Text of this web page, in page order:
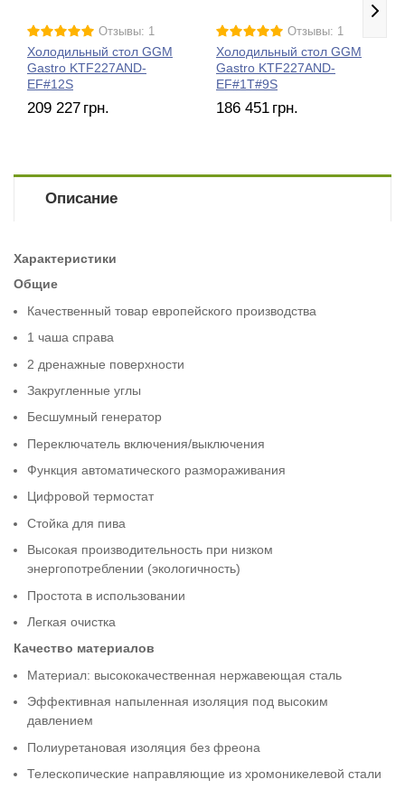
Отзывы: 1
Холодильный стол GGM
Gastro KTF227AND-
EF#12S
209 227 грн.
Отзывы: 1
Холодильный стол GGM
Gastro KTF227AND-
EF#1T#9S
186 451 грн.
Описание
Характеристики
Общие
Качественный товар европейского производства
1 чаша справа
2 дренажные поверхности
Закругленные углы
Бесшумный генератор
Переключатель включения/выключения
Функция автоматического размораживания
Цифровой термостат
Стойка для пива
Высокая производительность при низком
энергопотреблении (экологичность)
Простота в использовании
Легкая очистка
Качество материалов
Материал: высококачественная нержавеющая сталь
Эффективная напыленная изоляция под высоким
давлением
Полиуретановая изоляция без фреона
Телескопические направляющие из хромоникелевой стали